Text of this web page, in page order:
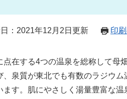
：2021年12月2日更新 印
点在する4つの温泉を総称して母
、泉質が東北でも有数のラジウム
ます。肌にやさしく湯量豊富な温